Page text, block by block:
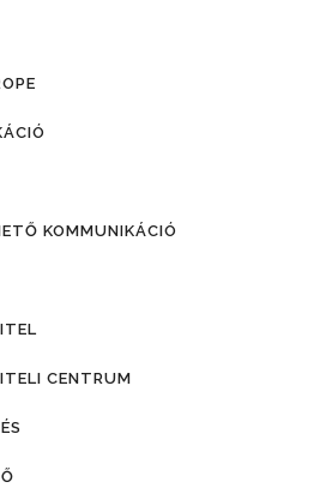
KOMMUNIKÁCIÓ
CENTRUM